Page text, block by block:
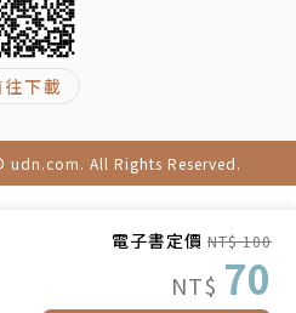
電子書定價 NT$ 100
NT$ 70
往下載
udn.com. All Rights Reserved.